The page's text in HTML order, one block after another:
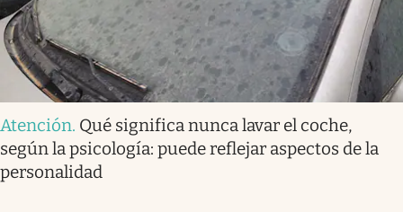
Atención. Qué significa nunca lavar el coche,
según la psicología: puede reflejar aspectos de la
personalidad